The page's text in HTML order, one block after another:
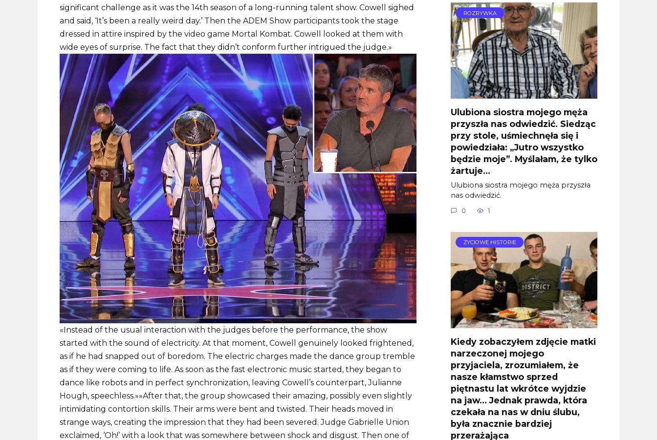
significant challenge as it was the 14th season of a long-running talent show. Cowell sighed
and said, ‘It’s been a really weird day.’ Then the ADEM Show participants took the stage
dressed in attire inspired by the video game Mortal Kombat. Cowell looked at them with
wide eyes of surprise. The fact that they didn’t conform further intrigued the judge.»
«Instead of the usual interaction with the judges before the performance, the show
started with the sound of electricity. At that moment, Cowell genuinely looked frightened,
as if he had snapped out of boredom. The electric charges made the dance group tremble
as if they were coming to life. As soon as the fast electronic music started, they began to
dance like robots and in perfect synchronization, leaving Cowell’s counterpart, Julianne
Hough, speechless.»»After that, the group showcased their amazing, possibly even slightly
intimidating contortion skills. Their arms were bent and twisted. Their heads moved in
strange ways, creating the impression that they had been severed. Judge Gabrielle Union
exclaimed, ‘Oh!’ with a look that was somewhere between shock and disgust. Then one of
ROZRYWKA
Ulubiona siostra mojego męża
przyszła nas odwiedzić. Siedząc
przy stole, uśmiechnęła się i
powiedziała: „Jutro wszystko
będzie moje”. Myślałam, że tylko
żartuje…
Ulubiona siostra mojego męża przyszła
nas odwiedzić.
0 1
ŻYCIOWE HISTORIE
Kiedy zobaczyłem zdjęcie matki
narzeczonej mojego
przyjaciela, zrozumiałem, że
nasze kłamstwo sprzed
piętnastu lat wkrótce wyjdzie
na jaw… Jednak prawda, która
czekała na nas w dniu ślubu,
była znacznie bardziej
przerażająca